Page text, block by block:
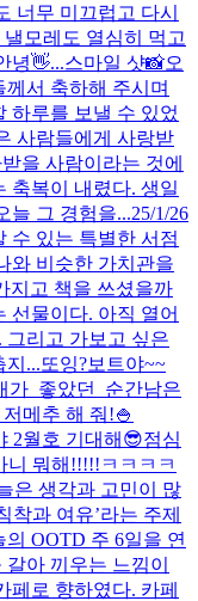
너무 미끄럽고 다시
모레도 열심히 먹고
녕👋...스마일 샷📸오
서 축하해 주시며
하루를 보낼 수 있었
사람들에게 사랑받
을 사람이라는 것에
축복이 내렸다. 생일
늘 그 경험을...25/1/26
수 있는 특별한 서점
와 비슷한 가치관을
지고 책을 쓰셨을까
선물이다. 아직 열어
그리고 가보고 싶은
지...또잉?보트야~~
가_좋았던_순간남은
메추 해 줘!🍚
2월호 기대해😎점심
뭐해!!!!!ㅋㅋㅋㅋ
은 생각과 고민이 많
착과 여유’라는 주제
OOTD 주 6일을 연
아 끼우는 느낌이
페로 향하였다. 카페